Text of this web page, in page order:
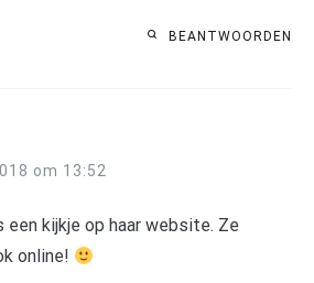
BEANTWOORDEN
om 13:52
een kijkje op haar website. Ze
online!